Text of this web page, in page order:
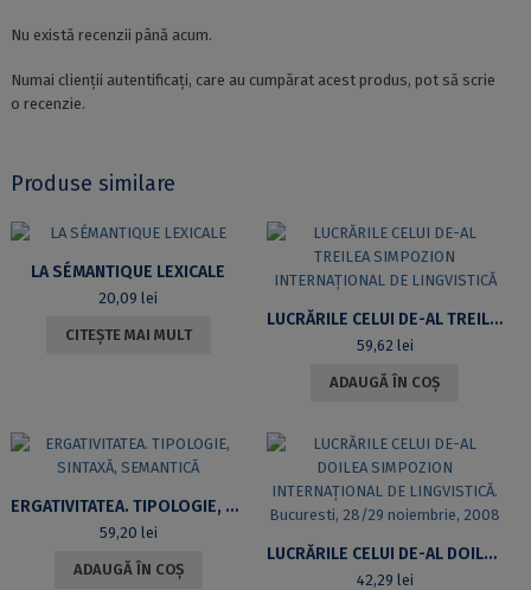
Nu există recenzii până acum.
Numai clienții autentificați, care au cumpărat acest produs, pot să scrie
o recenzie.
Produse similare
LA SÉMANTIQUE LEXICALE
20,09 lei
CITEȘTE MAI MULT
LUCRĂRILE CELUI DE-AL TREILEA SIMPOZION INTERNAȚIONAL DE LINGVISTICĂ
59,62 lei
ADAUGĂ ÎN COȘ
ERGATIVITATEA. TIPOLOGIE, SINTAXĂ, SEMANTICĂ
59,20 lei
ADAUGĂ ÎN COȘ
LUCRĂRILE CELUI DE-AL DOILEA SIMPOZION INTERNAȚIONAL DE LINGVISTICĂ. BUCURESTI, 28/29 NOIEMBRIE, 2008
42,29 lei